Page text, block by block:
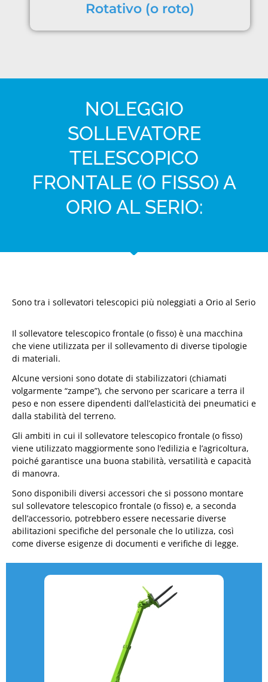
Rotativo (o roto)
NOLEGGIO
SOLLEVATORE
TELESCOPICO
FRONTALE (O FISSO) A
ORIO AL SERIO:
Sono tra i sollevatori telescopici più noleggiati a Orio al Serio
Il sollevatore telescopico frontale (o fisso) è una macchina
che viene utilizzata per il sollevamento di diverse tipologie
di materiali.
Alcune versioni sono dotate di stabilizzatori (chiamati
volgarmente “zampe”), che servono per scaricare a terra il
peso e non essere dipendenti dall’elasticità dei pneumatici e
dalla stabilità del terreno.
Gli ambiti in cui il sollevatore telescopico frontale (o fisso)
viene utilizzato maggiormente sono l’edilizia e l’agricoltura,
poiché garantisce una buona stabilità, versatilità e capacità
di manovra.
Sono disponibili diversi accessori che si possono montare
sul sollevatore telescopico frontale (o fisso) e, a seconda
dell’accessorio, potrebbero essere necessarie diverse
abilitazioni specifiche del personale che lo utilizza, così
come diverse esigenze di documenti e verifiche di legge.